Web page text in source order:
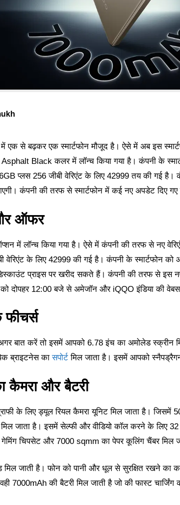
में एक से बढ़कर एक स्मार्टफोन मौजूद है। ऐसे में अब इस
Black कलर में लॉन्च किया गया है। कंपनी के
प्लस 256 जीबी वेरिएंट के लिए 42999 तय की गई
कंपनी की तरफ से स्मार्टफोन में कई नए अपडेट दिए
ऑफर
में लॉन्च किया गया है। ऐसे में कंपनी की तरफ से नए
वेरिएंट के लिए 42999 की गई है। कंपनी के स्मार्टफोन
प्राइस पर खरीद सकते हैं। कंपनी की तरफ से इस
दोपहर 12:00 बजे से अमेजॉन और iQQO इंडिया की
बात करें तो इसमें आपको 6.78 इंच का अमोलेड स्क्रीन
ब्राइटनेस कासपोर्ट मिल जाता है। इसमें आपको
कैमरा और बैटरी
के लिए ड्यूल रियल कैमरा यूनिट मिल जाता है। जिसमें
मिल जाता है। इसमें सेल्फी और वीडियो कॉल करने के लिए
चिपसेट और 7000 sqmm का पेपर कूलिंग चैंबर मिल
जाती है। फोन को पानी और धूल से सुरक्षित रखने का
वही 7000mAh की बैटरी मिल जाती है जो की फास्ट चार्जिंग